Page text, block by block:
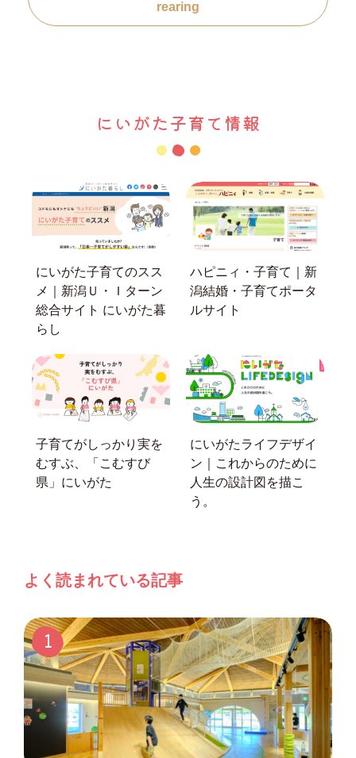
rearing
にいがた子育て情報
にいがた子育てのスス
メ｜新潟Ｕ・Ｉターン
総合サイト にいがた暮
らし
ハピニィ・子育て｜新
潟結婚・子育てポータ
ルサイト
子育てがしっかり実を
むすぶ、「こむすび
県」にいがた
にいがたライフデザイ
ン｜これからのために
人生の設計図を描こ
う。
よく読まれている記事
1